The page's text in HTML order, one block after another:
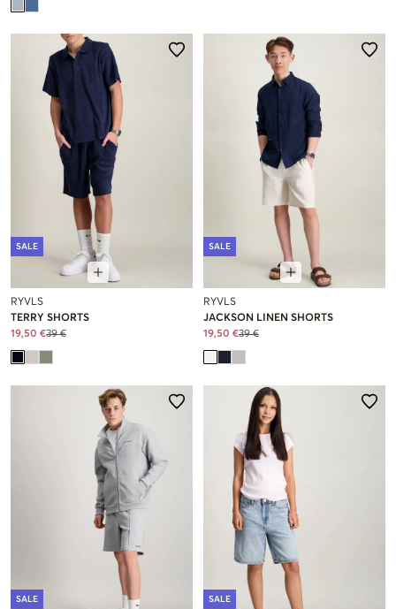
SALE
RYVLS
TERRY SHORTS
19,50 €39 €
SALE
RYVLS
JACKSON LINEN SHORTS
19,50 €39 €
SALE SALE